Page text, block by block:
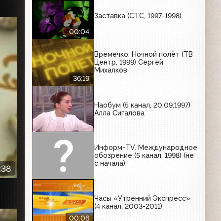
00:04
Заставка (СТС, 1997-1998)
36:19
Времечко. Ночной полёт (ТВ
Центр, 1999) Сергей
Михалков
Наобум (5 канал, 20.09.1997)
Алла Сигалова
Информ-TV. Международное
обозрение (5 канал, 1998) (не
с начала)
00:06
Часы «Утренний Экспресс»
(4 канал, 2003-2011)